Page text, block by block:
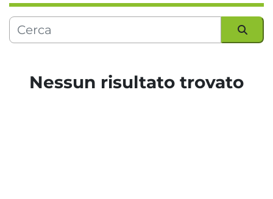
PRODUTTORE:
ANNONessun risultato trovato